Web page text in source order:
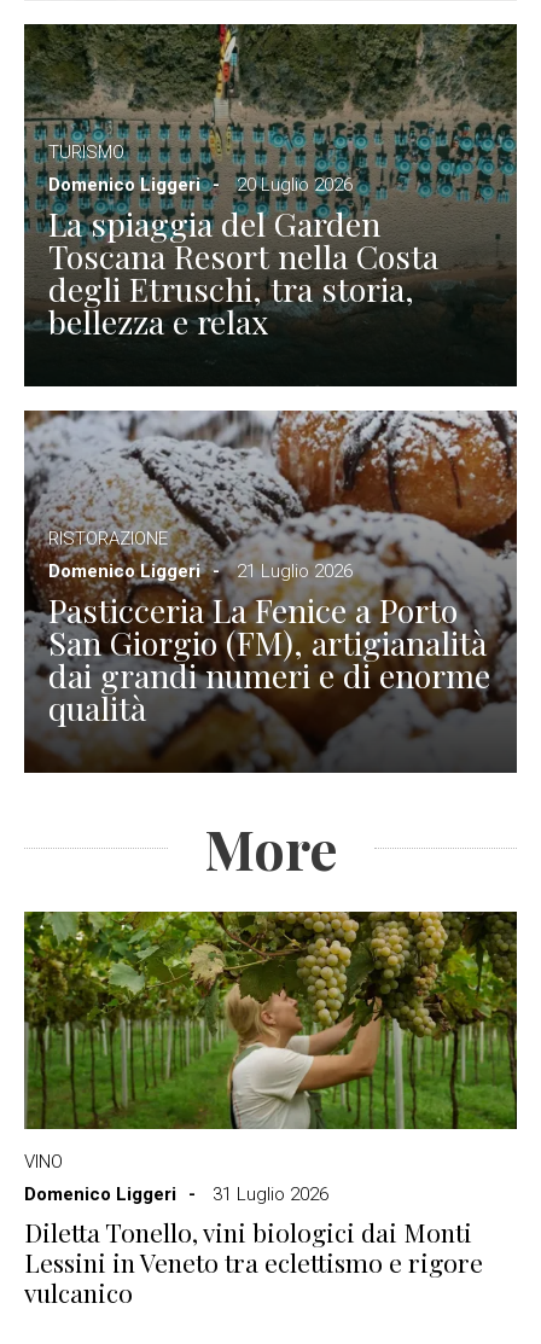
TURISMO
Domenico Liggeri
20 Luglio 2026
La spiaggia del Garden
Toscana Resort nella Costa
degli Etruschi, tra storia,
bellezza e relax
RISTORAZIONE
Domenico Liggeri
21 Luglio 2026
Pasticceria La Fenice a Porto
San Giorgio (FM), artigianalità
dai grandi numeri e di enorme
qualità
More
VINO
Domenico Liggeri
31 Luglio 2026
Diletta Tonello, vini biologici dai Monti
Lessini in Veneto tra eclettismo e rigore
vulcanico